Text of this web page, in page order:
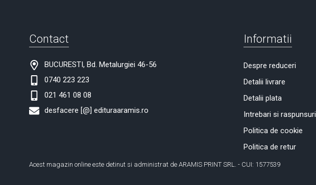
Contact
BUCURESTI, Bd. Metalurgiei 46-56
0740 223 223
021 461 08 08
desfacere [@] edituraaramis.ro
Informatii
Despre reduceri
Detalii livrare
Detalii plata
Intrebari si raspunsuri
Politica de cookie
Politica de retur
Acest magazin online este detinut si administrat de ARAMIS PRINT SRL. - CUI: 1577539